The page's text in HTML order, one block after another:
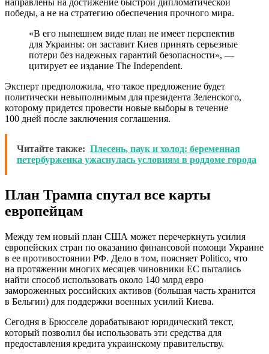
направлены на достижение быстрой дипломатической
победы, а не на стратегию обеспечения прочного мира.
«В его нынешнем виде план не имеет перспектив
для Украины: он заставит Киев принять серьезные
потери без надежных гарантий безопасности», —
цитирует ее издание The Independent.
Эксперт предположила, что такое предложение будет
политически невыполнимым для президента Зеленского,
которому придется провести новые выборы в течение
100 дней после заключения соглашения.
Читайте также: Плесень, паук и холод: беременная
петербурженка ужаснулась условиям в роддоме города
План Трампа спутал все карты
европейцам
Между тем новый план США может перечеркнуть усилия
европейских стран по оказанию финансовой помощи Украине
в ее противостоянии РФ. Дело в том, поясняет Politico, что
на протяжении многих месяцев чиновники ЕС пытались
найти способ использовать около 140 млрд евро
замороженных российских активов (большая часть хранится
в Бельгии) для поддержки военных усилий Киева.
Сегодня в Брюсселе дорабатывают юридический текст,
который позволил бы использовать эти средства для
предоставления кредита украинскому правительству.